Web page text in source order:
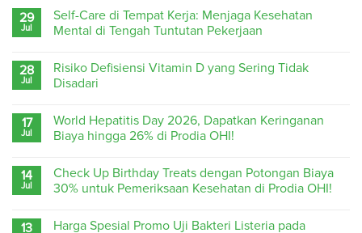
29
Jul
Self-Care di Tempat Kerja: Menjaga Kesehatan
Mental di Tengah Tuntutan Pekerjaan
28
Jul
Risiko Defisiensi Vitamin D yang Sering Tidak
Disadari
17
Jul
World Hepatitis Day 2026, Dapatkan Keringanan
Biaya hingga 26% di Prodia OHI!
14
Jul
Check Up Birthday Treats dengan Potongan Biaya
30% untuk Pemeriksaan Kesehatan di Prodia OHI!
13
Harga Spesial Promo Uji Bakteri Listeria pada